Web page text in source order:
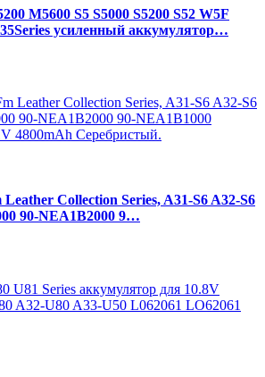
M5600 S5 S5000 S5200 S52 W5F
усиленный аккумулятор…
Leather Collection Series, A31-S6 A32-S6
90-NEA1B2000 9…